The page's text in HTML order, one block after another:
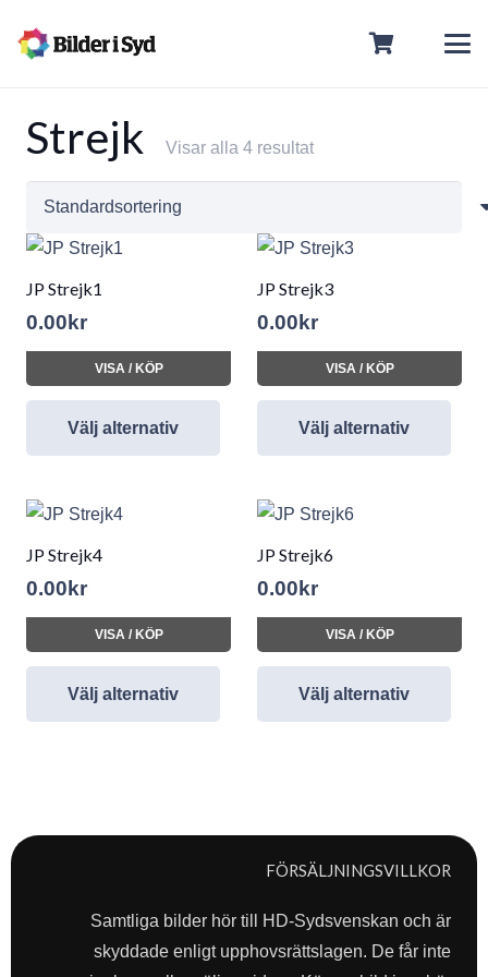
Strejk Visar alla 4 resultat
JP Strejk1
0.00 kr
VISA / KÖP
Välj alternativ
JP Strejk3
0.00 kr
VISA / KÖP
Välj alternativ
JP Strejk4
0.00 kr
VISA / KÖP
Välj alternativ
JP Strejk6
0.00 kr
VISA / KÖP
Välj alternativ
FÖRSÄLJNINGSVILLKOR
Samtliga bilder hör till HD-Sydsvenskan och är
skyddade enligt upphovsrättslagen. De får inte